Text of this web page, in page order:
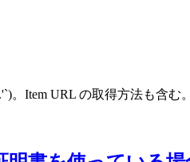
。Item URL の取得方法も含む。